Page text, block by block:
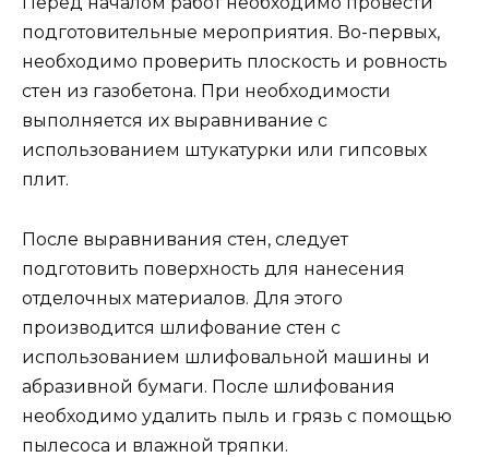
подготовительные мероприятия. Во-первых,
необходимо проверить плоскость и ровность
стен из газобетона. При необходимости
выполняется их выравнивание с
использованием штукатурки или гипсовых
плит.
После выравнивания стен, следует
подготовить поверхность для нанесения
отделочных материалов. Для этого
производится шлифование стен с
использованием шлифовальной машины и
абразивной бумаги. После шлифования
необходимо удалить пыль и грязь с помощью
пылесоса и влажной тряпки.